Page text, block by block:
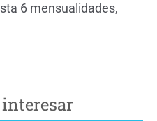
6 mensualidades,
interesar